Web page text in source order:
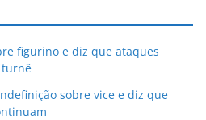
figurino e diz que ataques
turnê
sobre vice e diz que